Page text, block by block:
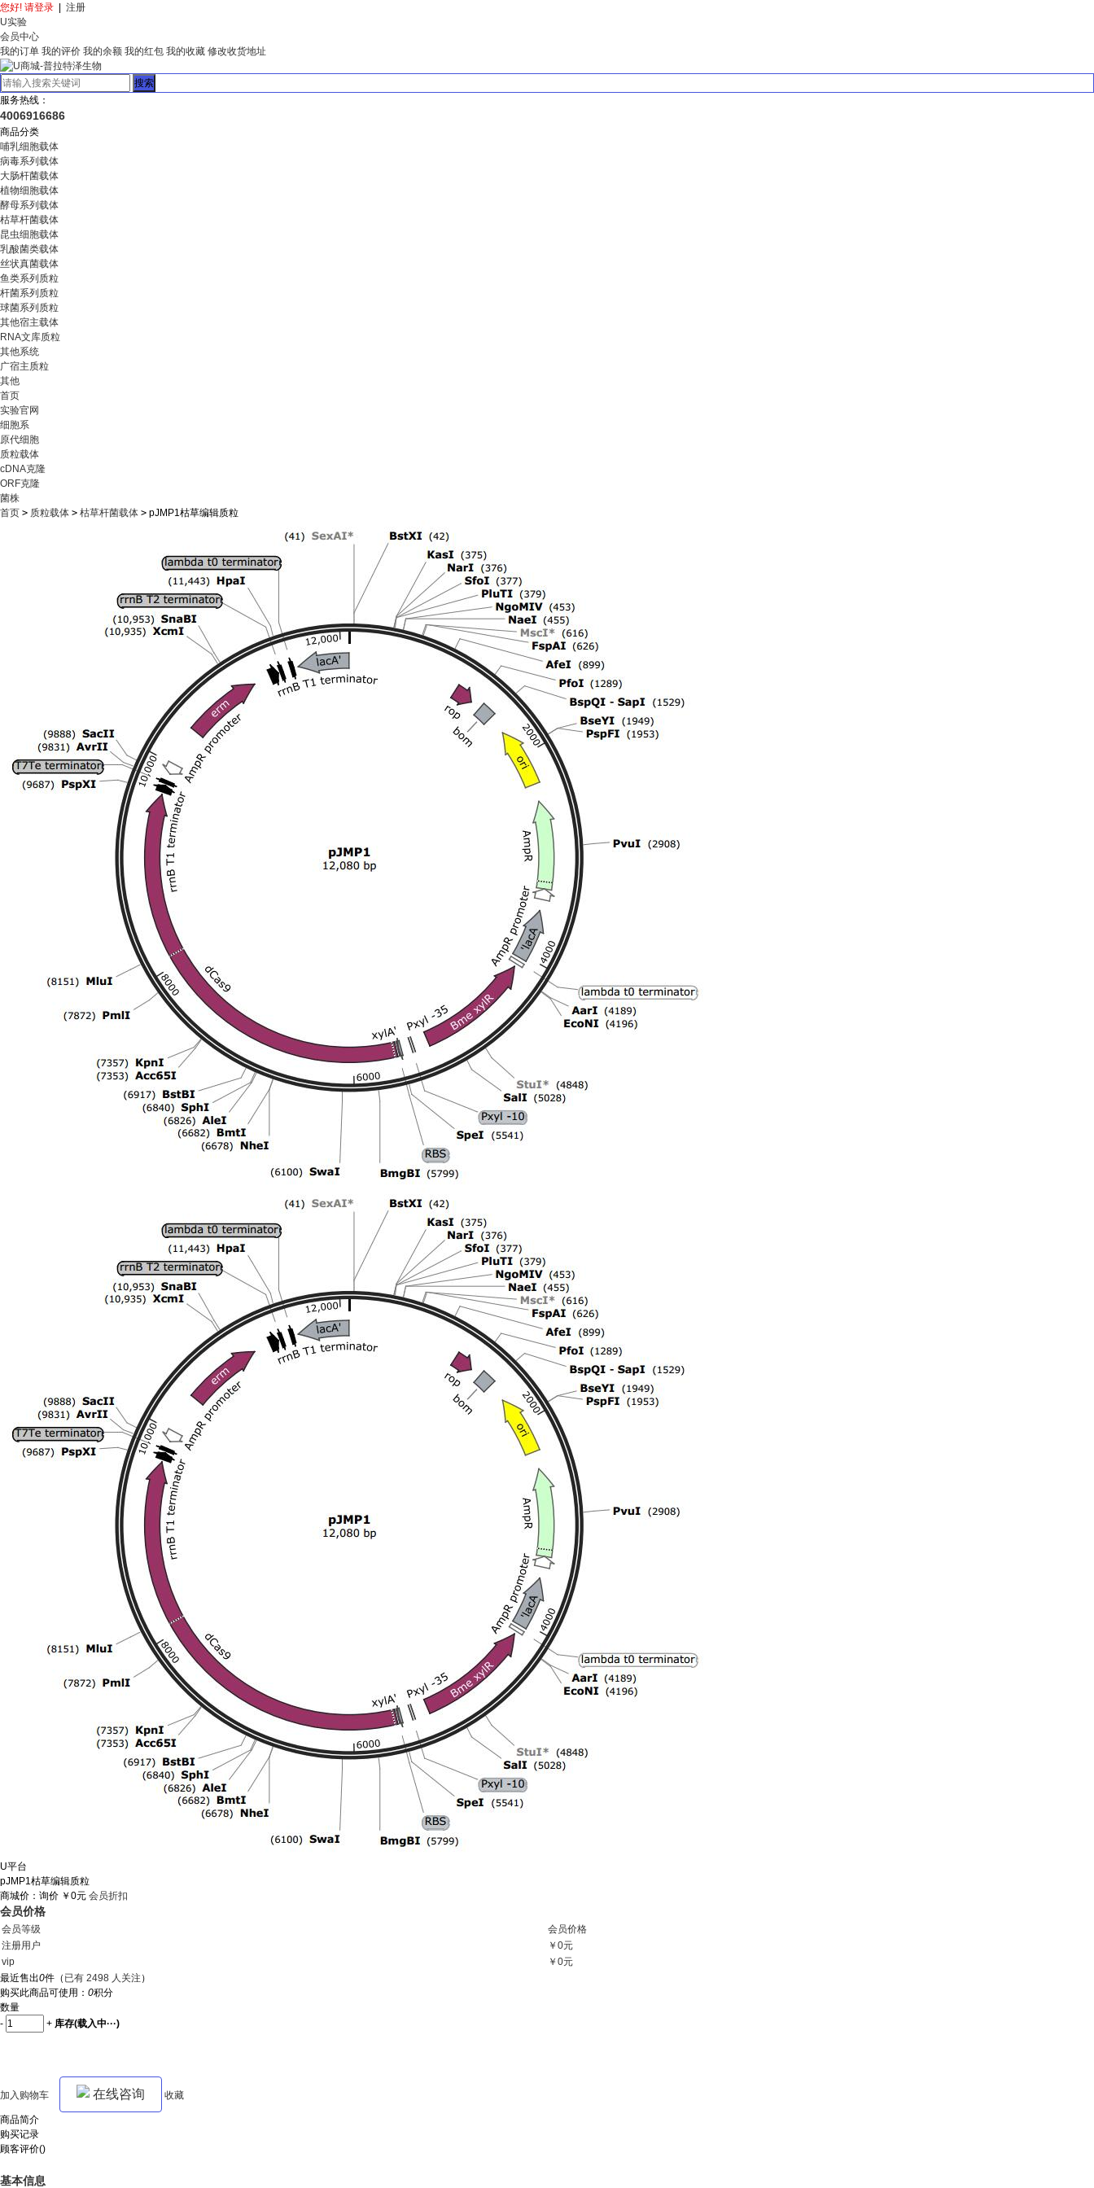
您好! 请登录
注册
U实验
会员中心
我的订单 我的评价 我的余额 我的红包 我的收藏 修改收货地址
搜索
服务热线：
4006916686
商品分类
哺乳细胞载体
病毒系列载体
大肠杆菌载体
植物细胞载体
酵母系列载体
枯草杆菌载体
昆虫细胞载体
乳酸菌类载体
丝状真菌载体
鱼类系列质粒
杆菌系列质粒
球菌系列质粒
其他宿主载体
RNA文库质粒
其他系统
广宿主质粒
其他
首页
实验官网
细胞系
原代细胞
质粒载体
cDNA克隆
ORF克隆
菌株
首页 > 质粒载体 > 枯草杆菌载体 > pJMP1枯草编辑质粒
U平台
pJMP1枯草编辑质粒
商城价： 询价 ￥0元 会员折扣
会员价格
会员等级
会员价格
注册用户
￥0元
vip
￥0元
最近售出0件 （ 已有 2498 人关注 ）
购买此商品可使用： 0积分
数量
-
+ 库存(载入中···)
加入购物车 在线咨询 收藏
商品简介
购买记录
顾客评价()
基本信息